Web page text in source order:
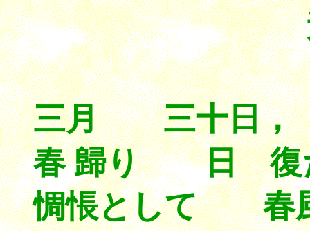
三月 三十日，
春 歸り 日 復
惆悵として 春